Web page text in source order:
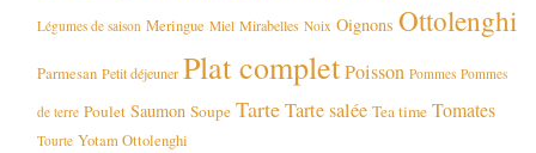
Légumes de saison Meringue Miel Mirabelles Noix Oignons Ottolenghi
Parmesan Petit déjeuner Plat completPoisson Pommes Pommes
de terre Poulet Saumon Soupe TarteTarte salée Tea time Tomates
Tourte Yotam Ottolenghi